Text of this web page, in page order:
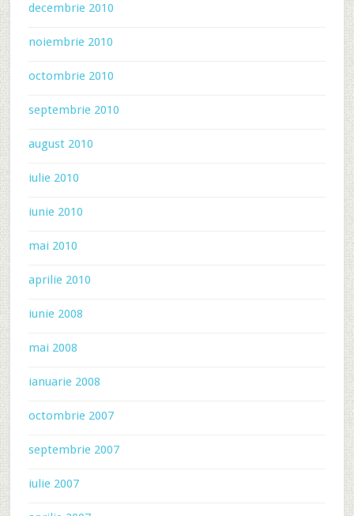
decembrie 2010
noiembrie 2010
octombrie 2010
septembrie 2010
august 2010
iulie 2010
iunie 2010
mai 2010
aprilie 2010
iunie 2008
mai 2008
ianuarie 2008
octombrie 2007
septembrie 2007
iulie 2007